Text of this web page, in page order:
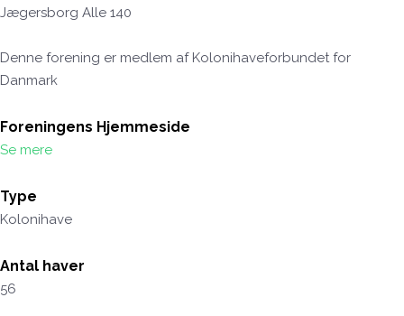
Jægersborg Alle 140
Denne forening er medlem af Kolonihaveforbundet for
Danmark
Foreningens Hjemmeside
Se mere
Type
Kolonihave
Antal haver
56